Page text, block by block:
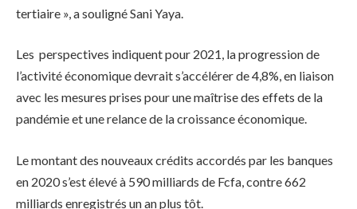
tertiaire », a souligné Sani Yaya.
Les perspectives indiquent pour 2021, la progression de
l’activité économique devrait s’accélérer de 4,8%, en liaison
avec les mesures prises pour une maîtrise des effets de la
pandémie et une relance de la croissance économique.
Le montant des nouveaux crédits accordés par les banques
en 2020 s’est élevé à 590 milliards de Fcfa, contre 662
milliards enregistrés un an plus tôt.